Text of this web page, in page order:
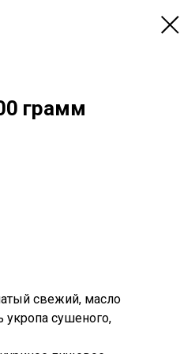
грамм
свежий, масло
укропа сушеного,